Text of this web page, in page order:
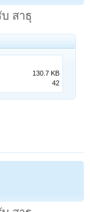
สาธุ
130.7 KB
42